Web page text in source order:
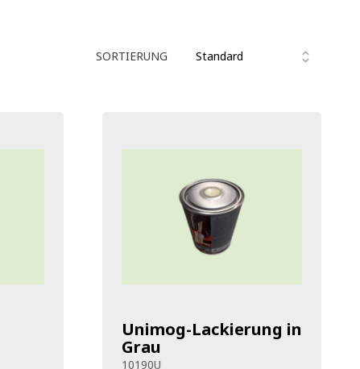
SORTIERUNG
Unimog-Lackierung in
Grau
10190U